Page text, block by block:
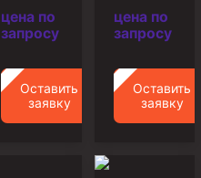
цена по
запросу
Оставить
заявку
цена по
запросу
Оставить
заявку